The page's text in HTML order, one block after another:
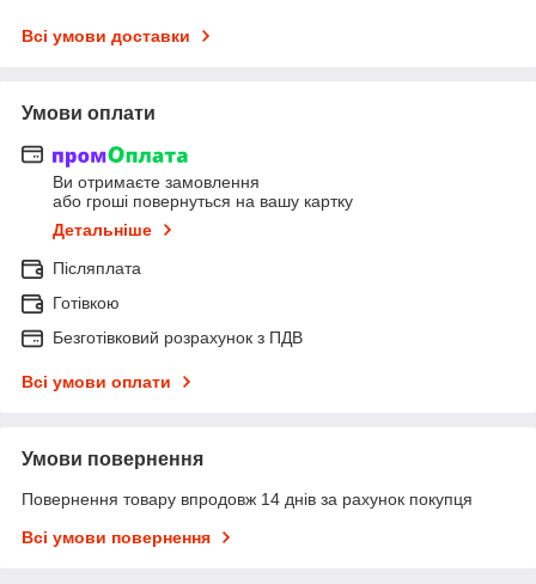
Всі умови доставки
Умови оплати
Ви отримаєте замовлення
або гроші повернуться на вашу картку
Детальніше
Післяплата
Готівкою
Безготівковий розрахунок з ПДВ
Всі умови оплати
Умови повернення
Повернення товару впродовж 14 днів за рахунок покупця
Всі умови повернення